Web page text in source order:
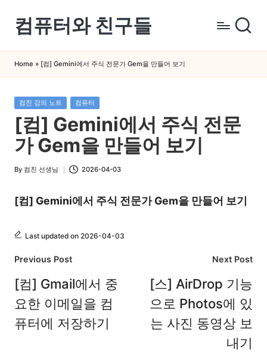
Skip
content
컴퓨터와 친구들
퓨
터
스
마
트
폰
을
게
우
곳
Home » [컴] Gemini에서 주식 전문가 Gem을 만들어 보기
Posted
in
컴친 강의 노트 컴퓨터
[컴] Gemini에서 주식 전문
가 Gem을 만들어 보기
Posted
By 컴친 선생님 2026-04-03
[컴] Gemini에서 주식 전문가 Gem을 만들어 보기
Last updated on 2026-04-03
Post
navigation
Previous Post
[컴] Gmail에서 중
요한 이메일을 컴
퓨터에 저장하기
Next Post
[스] AirDrop 기능
으로 Photos에 있
는 사진 동영상 보
내기